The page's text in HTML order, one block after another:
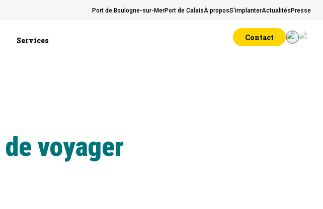
Port de Boulogne-sur-MerPort de CalaisÀ proposS'implanterActualités Presse
Services Contact
voyager